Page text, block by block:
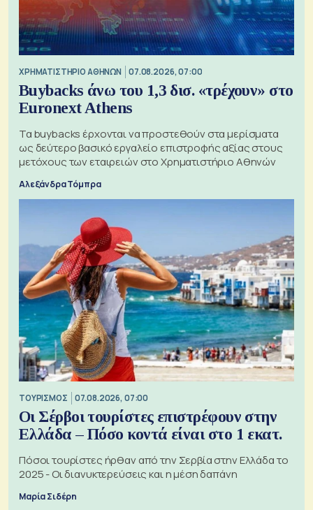
XΡΗΜΑΤΙΣΤΗΡΙΟ ΑΘΗΝΩΝ 07.08.2026, 07:00
Buybacks άνω του 1,3 δισ. «τρέχουν» στο
Euronext Athens
Τα buybacks έρχονται να προστεθούν στα μερίσματα
ως δεύτερο βασικό εργαλείο επιστροφής αξίας στους
μετόχους των εταιρειών στο Χρηματιστήριο Αθηνών
Αλεξάνδρα Τόμπρα
ΤΟΥΡΙΣΜΟΣ 07.08.2026, 07:00
Οι Σέρβοι τουρίστες επιστρέφουν στην
Ελλάδα – Πόσο κοντά είναι στο 1 εκατ.
Πόσοι τουρίστες ήρθαν από την Σερβία στην Ελλάδα το
2025 - Οι διανυκτερεύσεις και η μέση δαπάνη
Μαρία Σιδέρη